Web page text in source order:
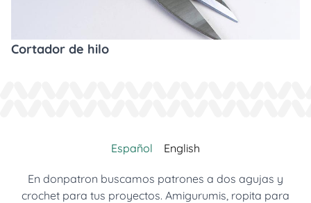
Cortador de hilo
Español English
En donpatron buscamos patrones a dos agujas y
crochet para tus proyectos. Amigurumis, ropita para